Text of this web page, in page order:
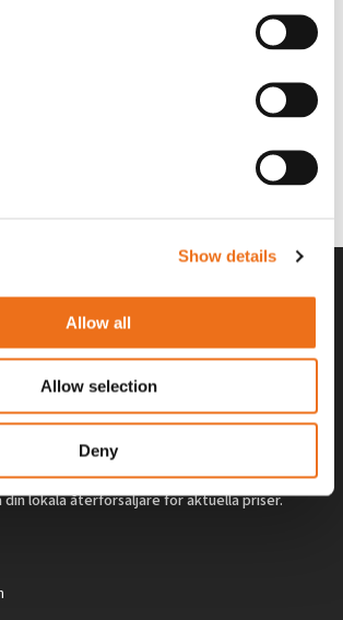
Show details
Allow all
Allow selection
Deny
Lägg till i varukorg
inkl 4-
Rotor teeth 8t/6k 7.5Gr/8 R6/14
och tillval gäller vid köp av ny maskin. Priserna
enskild produkt, till exempel
lokala återförsäljare för aktuella priser.